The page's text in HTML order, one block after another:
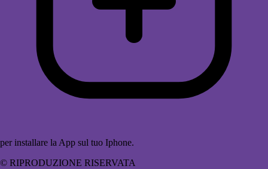
per installare la App sul tuo Iphone.
© RIPRODUZIONE RISERVATA